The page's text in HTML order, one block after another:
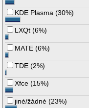
KDE Plasma (30%)
LXQt (6%)
MATE (6%)
TDE (2%)
Xfce (15%)
jiné/žádné (23%)